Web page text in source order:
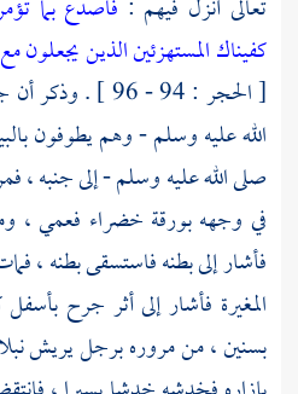
تعالى أنزل فيهم : فاصدع بما
كفيناك المستهزئين الذين يجعلون
[ الحجر : 94 - 96 ] . وذكر أن
الله عليه وسلم - وهم يطوفون
صلى الله عليه وسلم - إلى جنبه ،
في وجهه بورقة خضراء فعمي ،
فأشار إلى بطنه فاستسقى بطنه ،
المغيرة فأشار إلى أثر جرح
بسنين ، من مروره برجل يريش